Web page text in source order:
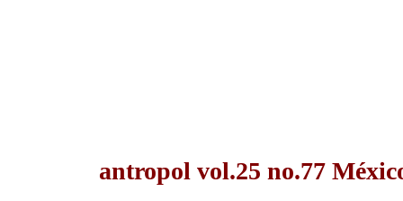
antropol vol.25 no.77